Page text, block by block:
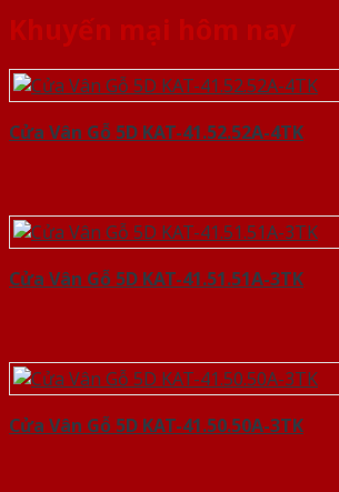
Khuyến mại hôm nay
Cửa Vân Gỗ 5D KAT-41.52.52A-4TK
Cửa Vân Gỗ 5D KAT-41.51.51A-3TK
Cửa Vân Gỗ 5D KAT-41.50.50A-3TK